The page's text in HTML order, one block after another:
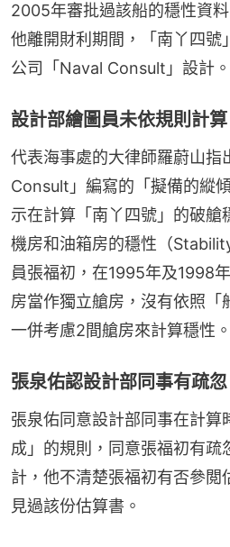
2005年審批過該船的穩性資
他離開財利期間，「南丫四號
公司「Naval Consult」設計。
設計部繪圖員未依規則計算
代表海事處的大律師羅蔚山指
Consult」編寫的「擬備的縱
示在計算「南丫四號」的破艙
機房和油箱房的穩性（
員張福初，在1995年及1998
房當作獨立艙房，沒有依照「
一併考慮2間艙房來計算穩性。
張泉佑認設計部同事有疏忽
張泉佑同意設計部同事在計算
成」的規則，同意張福初有疏
計，他不清楚張福初有否參閲
見過該份估算書。